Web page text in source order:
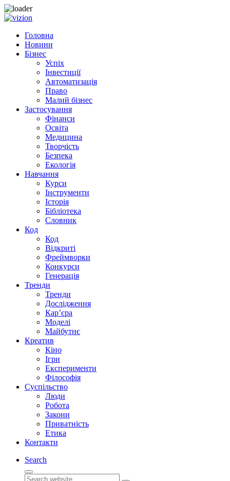
Skip
contentГоловна
Новини
Бізнес
Успіх
Інвестиції
Автоматизація
Право
Малий бізнес
Застосування
Фінанси
Освіта
Медицина
Творчість
Безпека
Екологія
Навчання
Курси
Інструменти
Історія
Бібліотека
Словник
Код
Код
Відкриті
Фреймворки
Конкурси
Генерація
Тренди
Тренди
Дослідження
Кар’єра
Моделі
Майбутнє
Креатив
Кіно
Ігри
Експерименти
Філософія
Суспільство
Люди
Робота
Закони
Приватність
Етика
Контакти
Search